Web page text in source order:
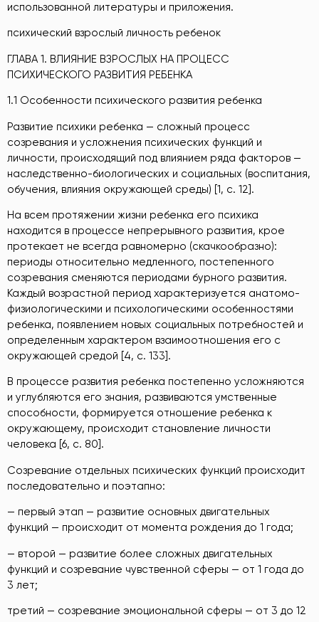
использованной литературы и приложения.
психический взрослый личность ребенок
ГЛАВА 1. ВЛИЯНИЕ ВЗРОСЛЫХ НА ПРОЦЕСС
ПСИХИЧЕСКОГО РАЗВИТИЯ РЕБЕНКА
1.1 Особенности психического развития ребенка
Развитие психики ребенка — сложный процесс
созревания и усложнения психических функций и
личности, происходящий под влиянием ряда факторов —
наследственно-биологических и социальных (воспитания,
обучения, влияния окружающей среды) [1, с. 12].
На всем протяжении жизни ребенка его психика
находится в процессе непрерывного развития, крое
протекает не всегда равномерно (скачкообразно):
периоды относительно медленного, постепенного
созревания сменяются периодами бурного развития.
Каждый возрастной период характеризуется анатомо-
физиологическими и психологическими особенностями
ребенка, появлением новых социальных потребностей и
определенным характером взаимоотношения его с
окружающей средой [4, с. 133].
В процессе развития ребенка постепенно усложняются
и углубляются его знания, развиваются умственные
способности, формируется отношение ребенка к
окружающему, происходит становление личности
человека [6, с. 80].
Созревание отдельных психических функций происходит
последовательно и поэтапно:
— первый этап — развитие основных двигательных
функций — происходит от момента рождения до 1 года;
— второй — развитие более сложных двигательных
функций и созревание чувственной сферы — от 1 года до
3 лет;
третий — созревание эмоциональной сферы — от 3 до 12